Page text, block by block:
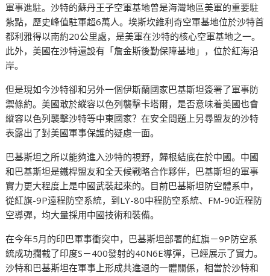
軍事進駐。沙特的蘇丹王子空軍基地曾是海灣地區美軍的重要駐
紮點，歷史峰值駐軍超6萬人。埃斯坎維利奇空軍基地位於沙特首
都利雅得以南約20公里處，是美軍在沙特的核心空軍基地之一。
此外，美國在沙特還設有「詹金斯後勤保障基地」，位於紅海沿
岸。
但是現如今沙特卻和另外一個伊斯蘭國家巴基斯坦簽署了軍事防
禦條約。美國敢於縱容以色列襲擊卡塔爾，是否意味着美國也會
縱容以色列襲擊沙特等中東國家？在安全問題上另尋盟友的沙特
表露出了對美國軍事保護的疑慮一面。
巴基斯坦之所以能夠進入沙特的視野，歸根結底在於中國。中國
和巴基斯坦是鐵桿盟友和全天候戰略合作夥伴，巴基斯坦的軍事
實力更大程度上是中國武裝起來的。目前巴基斯坦防空體系中，
從紅旗-9P遠程防空系統，到LY-80中程防空系統、FM-90近程防
空導彈，均大量採用中國技術和裝備。
在今年5月的印巴軍事衝突中，巴基斯坦部署的紅旗－9P防空系
統成功攔截了印度S－400發射的40N6E導彈，已經展示了實力。
沙特和巴基斯坦在軍事上形成共進退的一體關係，相當於沙特和